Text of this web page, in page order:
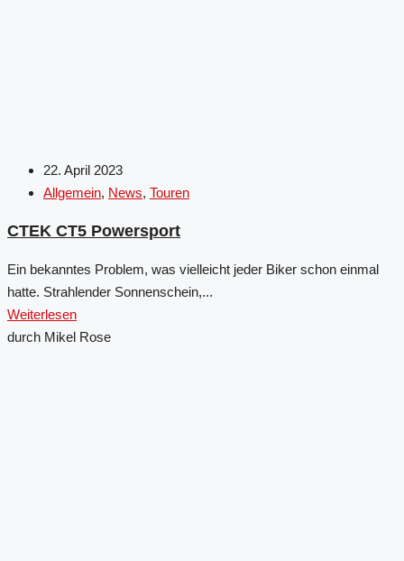
22. April 2023
Allgemein, News, Touren
CTEK CT5 Powersport
Ein bekanntes Problem, was vielleicht jeder Biker schon einmal
hatte. Strahlender Sonnenschein,...
Weiterlesen
durch Mikel Rose